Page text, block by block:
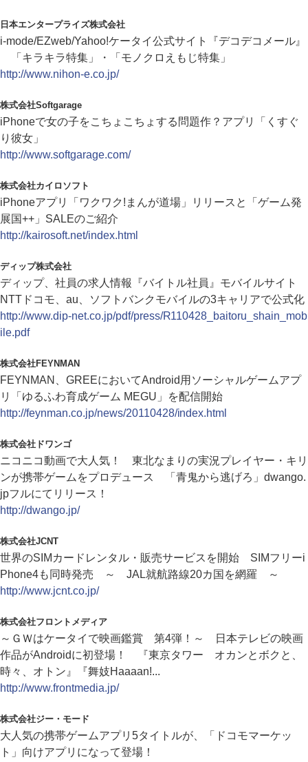
日本エンタープライズ株式会社
i-mode/EZweb/Yahoo!ケータイ公式サイト『デコデコメール』
「キラキラ特集」・「モノクロえもじ特集」
http://www.nihon-e.co.jp/
株式会社Softgarage
iPhoneで女の子をこちょこちょする問題作？アプリ「くすぐ
り彼女」
http://www.softgarage.com/
株式会社カイロソフト
iPhoneアプリ「ワクワク!まんが道場」リリースと「ゲーム発
展国++」SALEのご紹介
http://kairosoft.net/index.html
ディップ株式会社
ディップ、社員の求人情報『バイトル社員』モバイルサイト
NTTドコモ、au、ソフトバンクモバイルの3キャリアで公式化
http://www.dip-net.co.jp/pdf/press/R110428_baitoru_shain_mob
ile.pdf
株式会社FEYNMAN
FEYNMAN、GREEにおいてAndroid用ソーシャルゲームアプ
リ「ゆるふわ育成ゲーム MEGU」を配信開始
http://feynman.co.jp/news/20110428/index.html
株式会社ドワンゴ
ニコニコ動画で大人気！ 東北なまりの実況プレイヤー・キリ
ンが携帯ゲームをプロデュース 「青鬼から逃げろ」dwango.
jpフルにてリリース！
http://dwango.jp/
株式会社JCNT
世界のSIMカードレンタル・販売サービスを開始 SIMフリーi
Phone4も同時発売 ～ JAL就航路線20カ国を網羅 ～
http://www.jcnt.co.jp/
株式会社フロントメディア
～ＧＷはケータイで映画鑑賞 第4弾！～ 日本テレビの映画
作品がAndroidに初登場！ 『東京タワー オカンとボクと、
時々、オトン』『舞妓Haaaan!...
http://www.frontmedia.jp/
株式会社ジー・モード
大人気の携帯ゲームアプリ5タイトルが、「ドコモマーケッ
ト」向けアプリになって登場！